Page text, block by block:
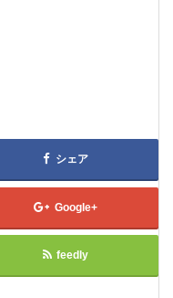
シェア
Google+
feedly